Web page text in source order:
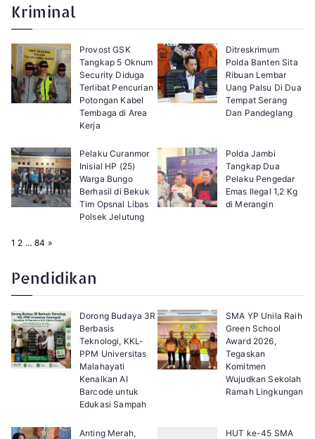
:Kriminal
Provost GSK
Tangkap 5 Oknum
Security Diduga
Terlibat Pencurian
Potongan Kabel
Tembaga di Area
Kerja
Ditreskrimum
Polda Banten Sita
Ribuan Lembar
Uang Palsu Di Dua
Tempat Serang
Dan Pandeglang
Pelaku Curanmor
Inisial HP (25)
Warga Bungo
Berhasil di Bekuk
Tim Opsnal Libas
Polsek Jelutung
Polda Jambi
Tangkap Dua
Pelaku Pengedar
Emas Ilegal 1,2 Kg
di Merangin
P
:
1 2 … 84 N
»
Pendidikan
Dorong Budaya 3R
Berbasis
Teknologi, KKL-
PPM Universitas
Malahayati
Kenalkan AI
Barcode untuk
Edukasi Sampah
SMA YP Unila Raih
Green School
Award 2026,
Tegaskan
Komitmen
Wujudkan Sekolah
Ramah Lingkungan
Anting Merah,
HUT ke-45 SMA